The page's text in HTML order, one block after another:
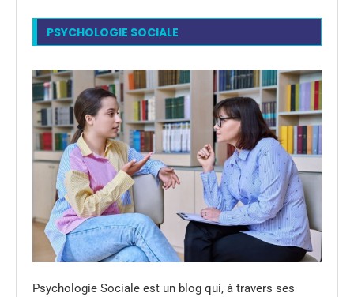
PSYCHOLOGIE SOCIALE
Psychologie Sociale est un blog qui, à travers ses